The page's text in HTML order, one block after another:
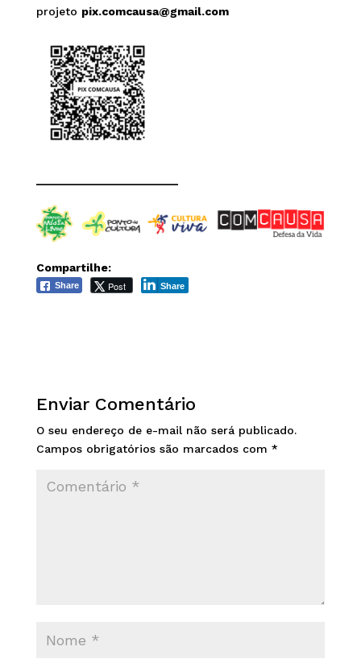
projeto pix.comcausa@gmail.com
Compartilhe:
Share Post Share
Enviar Comentário
O seu endereço de e-mail não será publicado.
Campos obrigatórios são marcados com *